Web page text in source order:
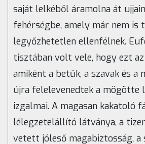
saját lelkéből áramolna át
fehérségbe, amely már nem is
legyőzhetetlen ellenfélnek.
tisztában volt vele, hogy ezt
amiként a betűk, a szavak és a
újra felelevenedtek a mögötte
izgalmai. A magasan kakatoló
lélegzetelállító látványa, a
vetett jóleső magabiztosság, a